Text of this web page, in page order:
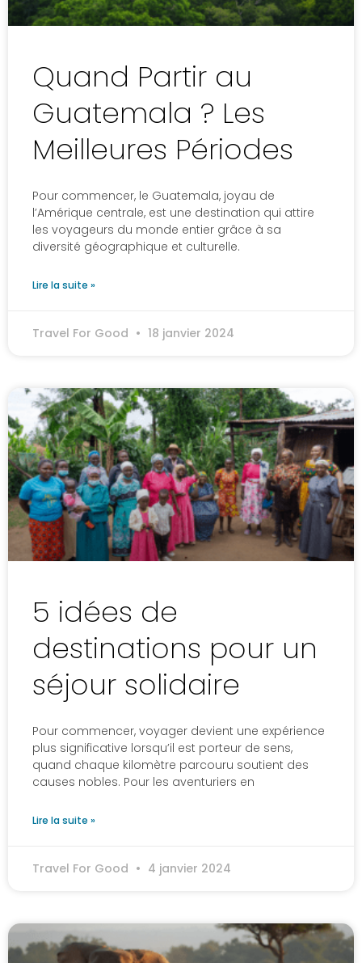
Quand Partir au
Guatemala ? Les
Meilleures Périodes
Pour commencer, le Guatemala, joyau de
l’Amérique centrale, est une destination qui attire
les voyageurs du monde entier grâce à sa
diversité géographique et culturelle.
Lire la suite »
Travel For Good 18 janvier 2024
5 idées de
destinations pour un
séjour solidaire
Pour commencer, voyager devient une expérience
plus significative lorsqu’il est porteur de sens,
quand chaque kilomètre parcouru soutient des
causes nobles. Pour les aventuriers en
Lire la suite »
Travel For Good 4 janvier 2024